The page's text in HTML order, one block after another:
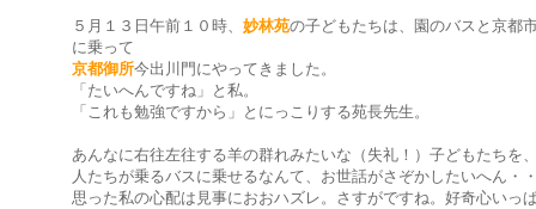
５月１３日午前１０時、 妙林苑の子どもたちは、園のバスと京都
に乗って
京都御所今出川門にやってきました。
「たいへんですね」と私。
「これも勉強ですから」とにっこりする苑長先生。
あんなに右往左往する羊の群れみたいな（失礼！）子どもたちを
人たちが乗るバスに乗せるなんて、お世話がさぞかしたいへん・
思った私の心配は見事におおハズレ。さすがですね。好奇心いっ